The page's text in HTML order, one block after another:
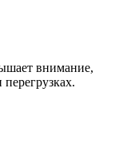
внимание,